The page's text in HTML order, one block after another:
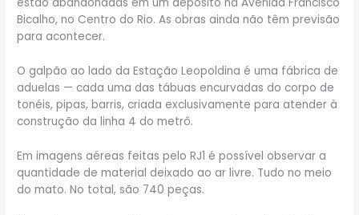
Bicalho, no Centro do Rio. As obras ainda não têm previsão
para acontecer.
O galpão ao lado da Estação Leopoldina é uma fábrica de
aduelas — cada uma das tábuas encurvadas do corpo de
tonéis, pipas, barris, criada exclusivamente para atender à
construção da linha 4 do metrô.
Em imagens aéreas feitas pelo RJ1 é possível observar a
quantidade de material deixado ao ar livre. Tudo no meio
do mato. No total, são 740 peças.